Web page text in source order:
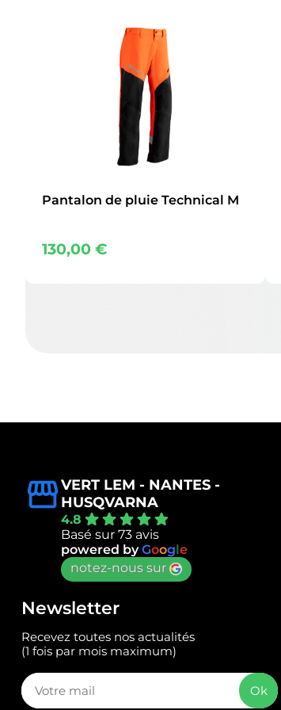
Pantalon de pluie Technical M
130,00€
VERT LEM - NANTES -
HUSQVARNA
4.8
Basé sur 73 avis
powered byGoogle
notez-nous sur
Newsletter
Recevez toutes nos actualités
(1 fois par mois maximum)